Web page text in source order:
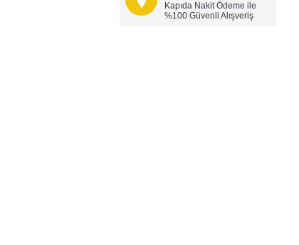
Kapıda Nakit Ödeme ile
%100 Güvenli Alışveriş